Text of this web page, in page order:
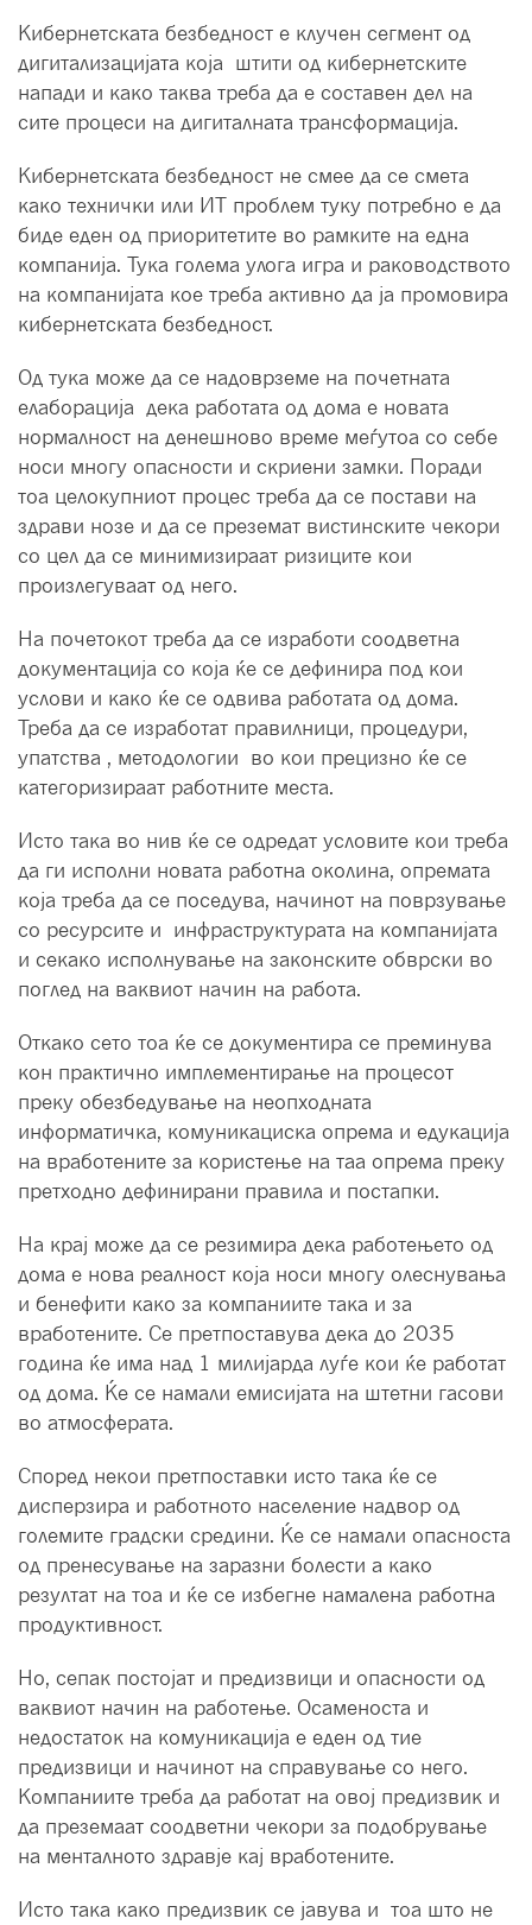
Кибернетската безбедност е клучен сегмент од
дигитализацијата која штити од кибернетските
напади и како таква треба да е составен дел на
сите процеси на дигиталната трансформација.
Кибернетската безбедност не смее да се смета
како технички или ИТ проблем туку потребно е да
биде еден од приоритетите во рамките на една
компанија. Тука голема улога игра и раководството
на компанијата кое треба активно да ја промовира
кибернетската безбедност.
Од тука може да се надоврземе на почетната
елаборација дека работата од дома е новата
нормалност на денешново време меѓутоа со себе
носи многу опасности и скриени замки. Поради
тоа целокупниот процес треба да се постави на
здрави нозе и да се преземат вистинските чекори
со цел да се минимизираат ризиците кои
произлегуваат од него.
На почетокот треба да се изработи соодветна
документација со која ќе се дефинира под кои
услови и како ќе се одвива работата од дома.
Треба да се изработат правилници, процедури,
упатства , методологии во кои прецизно ќе се
категоризираат работните места.
Исто така во нив ќе се одредат условите кои треба
да ги исполни новата работна околина, опремата
која треба да се поседува, начинот на поврзување
со ресурсите и инфраструктурата на компанијата
и секако исполнување на законските обврски во
поглед на ваквиот начин на работа.
Откако сето тоа ќе се документира се преминува
кон практично имплементирање на процесот
преку обезбедување на неопходната
информатичка, комуникациска опрема и едукација
на вработените за користење на таа опрема преку
претходно дефинирани правила и постапки.
На крај може да се резимира дека работењето од
дома е нова реалност која носи многу олеснувања
и бенефити како за компаниите така и за
вработените. Се претпоставува дека до 2035
година ќе има над 1 милијарда луѓе кои ќе работат
од дома. Ќе се намали емисијата на штетни гасови
во атмосферата.
Според некои претпоставки исто така ќе се
дисперзира и работното население надвор од
големите градски средини. Ќе се намали опасноста
од пренесување на заразни болести а како
резултат на тоа и ќе се избегне намалена работна
продуктивност.
Но, сепак постојат и предизвици и опасности од
ваквиот начин на работење. Осаменоста и
недостаток на комуникација е еден од тие
предизвици и начинот на справување со него.
Компаниите треба да работат на овој предизвик и
да преземаат соодветни чекори за подобрување
на менталното здравје кај вработените.
Исто така како предизвик се јавува и тоа што не